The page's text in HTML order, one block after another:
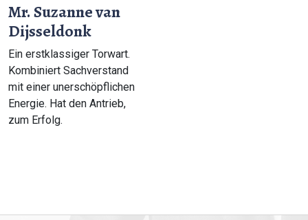
Mr. Suzanne van
Dijsseldonk
Ein erstklassiger Torwart.
Kombiniert Sachverstand
mit einer unerschöpflichen
Energie. Hat den Antrieb,
zum Erfolg.